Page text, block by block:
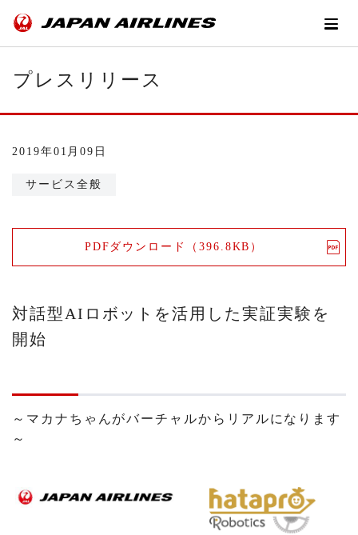
プレスリリース
2019年01月09日
サービス全般
PDFダウンロード（396.8KB）
対話型AIロボットを活用した実証実験を
開始
～マカナちゃんがバーチャルからリアルになります
～